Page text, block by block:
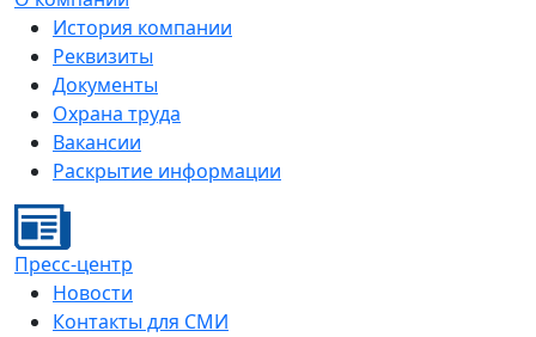
История компании
Реквизиты
Документы
Охрана труда
Вакансии
Раскрытие информации
Пресс-центр
Новости
Контакты для СМИ